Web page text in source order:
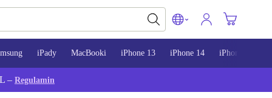
iPady MacBooki iPhone 13 iPhone 14 iPhone 15
– Regulamin